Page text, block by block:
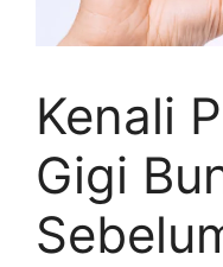
Kenali
Gigi